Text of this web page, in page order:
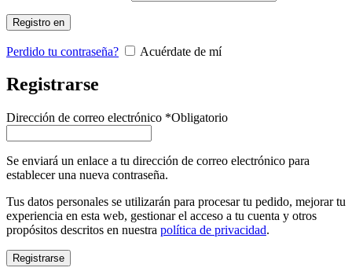
Registro en
Perdido tu contraseña? Acuérdate de mí
Registrarse
Dirección de correo electrónico *Obligatorio
Se enviará un enlace a tu dirección de correo electrónico para
establecer una nueva contraseña.
Tus datos personales se utilizarán para procesar tu pedido, mejorar tu
experiencia en esta web, gestionar el acceso a tu cuenta y otros
propósitos descritos en nuestra política de privacidad.
Registrarse